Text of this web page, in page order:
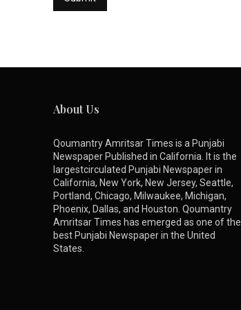
About Us
Qoumantry Amritsar Times is a Punjabi
Newspaper Published in California. It is the
largestcirculated Punjabi Newspaper in
California, New York, New Jersey, Seattle,
Portland, Chicago, Milwaukee, Michigan,
Phoenix, Dallas, and Houston. Qoumantry
Amritsar Times has emerged as one of the
best Punjabi Newspaper in the United
States.